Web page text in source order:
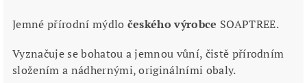
Jemné přírodní mýdlo českého výrobce SOAPTREE.
Vyznačuje se bohatou a jemnou vůní, čistě přírodním
složením a nádhernými, originálními obaly.